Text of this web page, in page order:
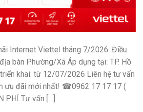
Internet Viettel tháng 7/2026: Điều
bàn Phường/Xã Áp dụng tại: TP. Hồ
khai: từ 12/07/2026 Liên hệ tư vấn
ưu đãi mới nhất! ☎0962 17 17 17 (
PHÍ Tư vấn […]